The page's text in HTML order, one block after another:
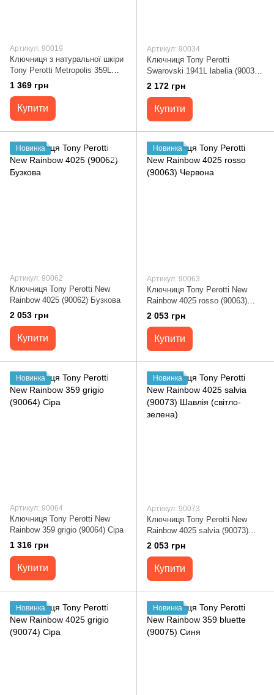
Артикул: 90019
Ключниця з натуральної шкіри
Tony Perotti Metropolis 359L
(90019) Camel
1 369 грн
Купити
Артикул: 90034
Ключниця Tony Perotti
Swarovski 1941L labelia (90034)
Синя
2 172 грн
Купити
Новинка
Артикул: 90062
Ключниця Tony Perotti New
Rainbow 4025 (90062) Бузкова
2 053 грн
Купити
Новинка
Артикул: 90063
Ключниця Tony Perotti New
Rainbow 4025 rosso (90063)
Червона
2 053 грн
Купити
Новинка
Артикул: 90064
Ключниця Tony Perotti New
Rainbow 359 grigio (90064) Сіра
1 316 грн
Купити
Новинка
Артикул: 90073
Ключниця Tony Perotti New
Rainbow 4025 salvia (90073)
Шавлія (світло-зелена)
2 053 грн
Купити
Новинка Новинка